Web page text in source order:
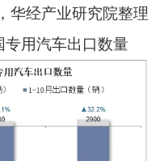
华经产业研究院整理
用汽车出口数量